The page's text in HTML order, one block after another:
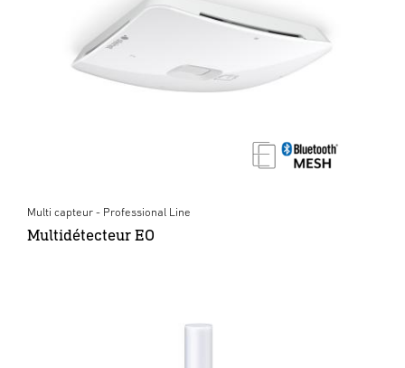
Multi capteur - Professional Line
Multidétecteur EO